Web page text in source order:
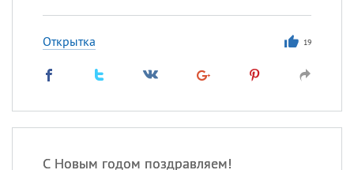
Открытка 19
С Новым годом поздравляем!